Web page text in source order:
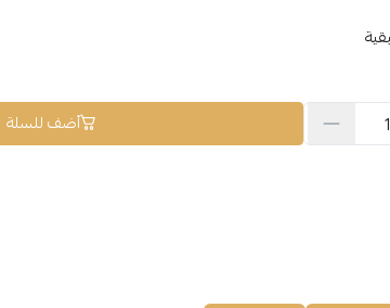
أضف للسلة